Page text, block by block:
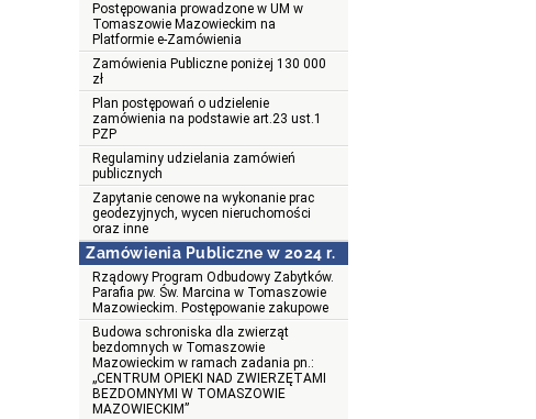
Postępowania prowadzone w UM w
Tomaszowie Mazowieckim na
Platformie e-Zamówienia
Zamówienia Publiczne poniżej 130 000
zł
Plan postępowań o udzielenie
zamówienia na podstawie art.23 ust.1
PZP
Regulaminy udzielania zamówień
publicznych
Zapytanie cenowe na wykonanie prac
geodezyjnych, wycen nieruchomości
oraz inne
Zamówienia Publiczne w 2024 r.
Rządowy Program Odbudowy Zabytków.
Parafia pw. Św. Marcina w Tomaszowie
Mazowieckim. Postępowanie zakupowe
Budowa schroniska dla zwierząt
bezdomnych w Tomaszowie
Mazowieckim w ramach zadania pn.:
„CENTRUM OPIEKI NAD ZWIERZĘTAMI
BEZDOMNYMI W TOMASZOWIE
MAZOWIECKIM”